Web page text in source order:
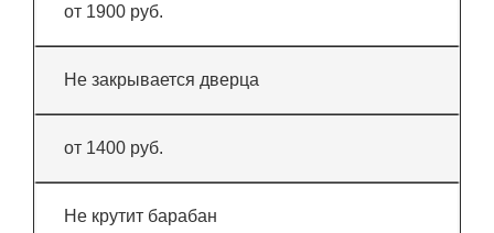
от 1900 руб.
Не закрывается дверца
от 1400 руб.
Не крутит барабан